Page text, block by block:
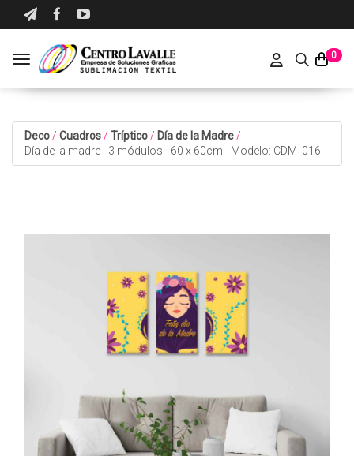
0
Toggle navigation
Deco / Cuadros / Tríptico / Día de la Madre /
Día de la madre - 3 módulos - 60 x 60cm - Modelo: CDM_016